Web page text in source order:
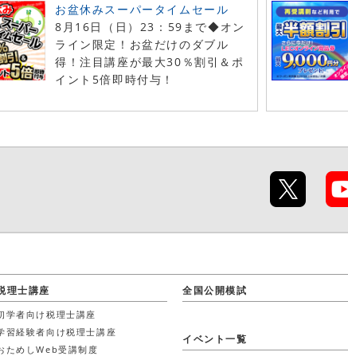
お盆休みスーパータイムセール
8月16日（日）23：59まで◆オン
ライン限定！お盆だけのダブル
得！注目講座が最大30％割引＆ポ
イント5倍即時付与！
理士講座
学者向け税理士講座
習経験者向け税理士講座
ためしWeb受講制度
全国公開模試
イベント一覧